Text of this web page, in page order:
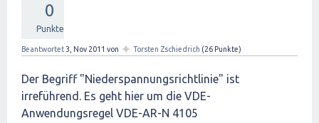
0
Punkte
Beantwortet 3, Nov 2011 von ✦ Torsten Zschiedrich (26 Punkte)
Der Begriff "Niederspannungsrichtlinie" ist
irreführend. Es geht hier um die VDE-
Anwendungsregel VDE-AR-N 4105